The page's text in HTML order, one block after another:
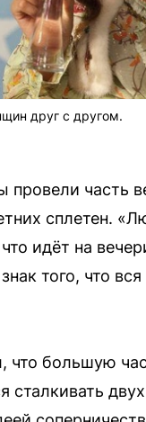
друг с другом.
провели часть
сплетен.
идёт на
того, что
что большую
сталкивать